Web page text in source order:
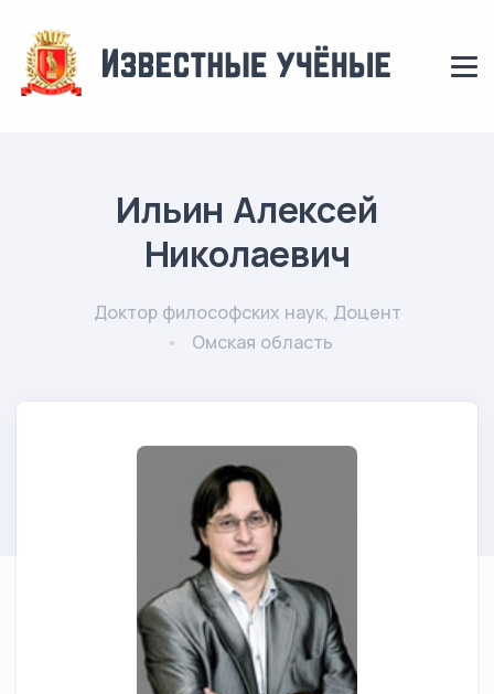
Ильин Алексей
Николаевич
Доктор философских наук, Доцент
Омская область